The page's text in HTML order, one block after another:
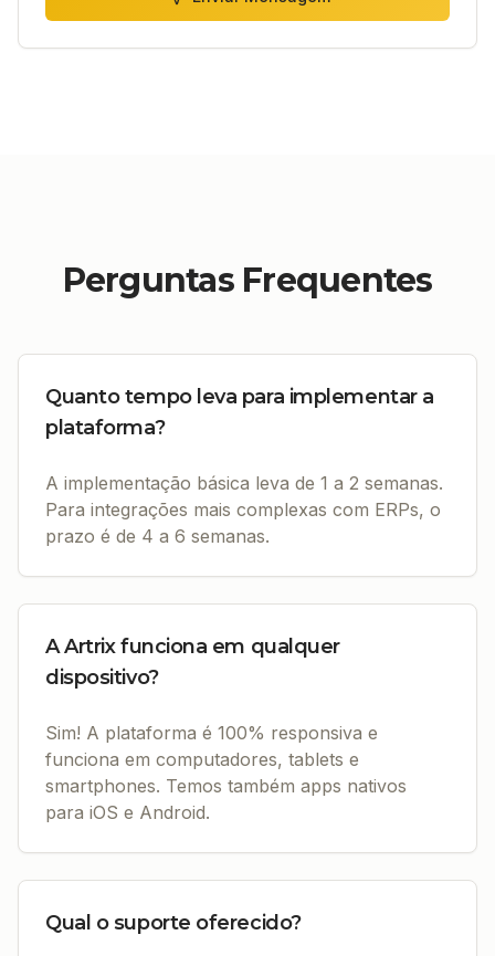
Perguntas Frequentes
Quanto tempo leva para implementar a
plataforma?
A implementação básica leva de 1 a 2 semanas.
Para integrações mais complexas com ERPs, o
prazo é de 4 a 6 semanas.
A Artrix funciona em qualquer
dispositivo?
Sim! A plataforma é 100% responsiva e
funciona em computadores, tablets e
smartphones. Temos também apps nativos
para iOS e Android.
Qual o suporte oferecido?